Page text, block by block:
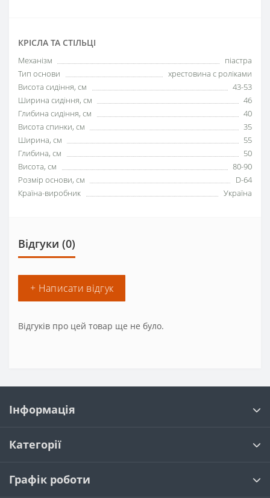
КРІСЛА ТА СТІЛЬЦІ
Механізм
піастра
Тип основи
хрестовина с роліками
Висота сидіння, см
43-53
Ширина сидіння, см
46
Глибина сидіння, см
40
Висота спинки, см
35
Ширина, см
55
Глибина, см
50
Висота, см
80-90
Розмір основи, см
D-64
Країна-виробник
Україна
Відгуки (0)
+ Написати відгук
Відгуків про цей товар ще не було.
Інформація
Категорії
Графік роботи